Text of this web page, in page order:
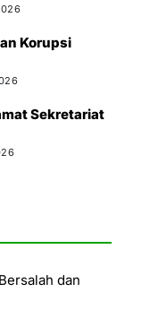
Korupsi
Sekretariat